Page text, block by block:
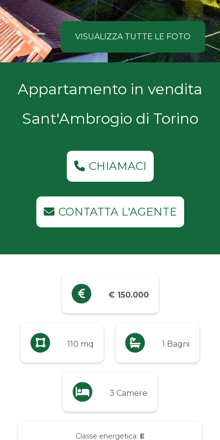
VISUALIZZA TUTTE LE FOTO
Appartamento in vendita
Sant'Ambrogio di Torino
CHIAMACI
CONTATTA L'AGENTE
€ 150.000
110 mq 1 Bagni
3 Camere
Classe energetica: E
COSA
CERCANO
NOSTRI
Comune
Tipologia
-
Industriali
Fino a € 5.000
Da € 10.000 a € 20.000